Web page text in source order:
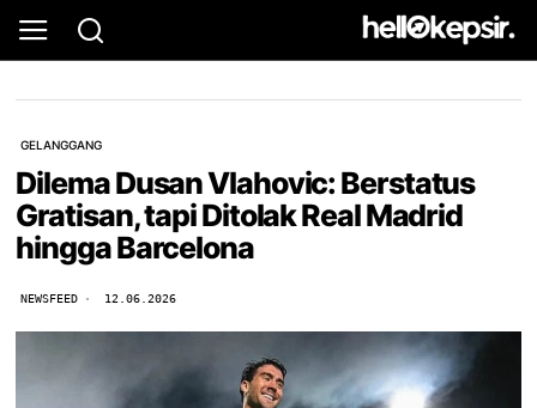
GELANGGANG
Dilema Dusan Vlahovic: Berstatus
Gratisan, tapi Ditolak Real Madrid
hingga Barcelona
NEWSFEED 12.06.2026